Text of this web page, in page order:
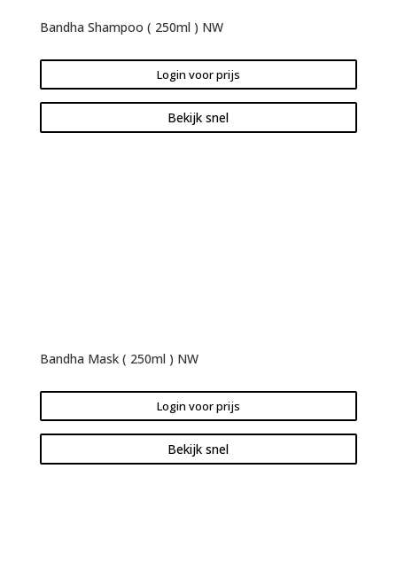
Bandha Shampoo ( 250ml ) NW
Login voor prijs
Bekijk snel
Bandha Mask ( 250ml ) NW
Login voor prijs
Bekijk snel